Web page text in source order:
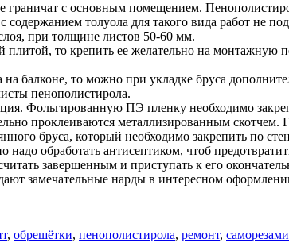
граничат с основным помещением.
содержанием толуола для такого вида работ не
при толщине листов 50-60 мм.
то крепить ее желательно на монтажную
балконе, то можно при укладке бруса
пенополистирола.
Фольгированную ПЭ пленку необходимо
проклеиваются металлизированным скотчем.
бруса, который необходимо закрепить по
надо обработать антисептиком, чтоб
завершенным и приступать к его
замечательные нарды в интересном
, обрешётки, пенополистирола, ремонт, саморезами